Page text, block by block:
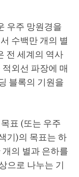
우주 망원경을
수백만 개의 별
전 세계의 역사
외선 파장에 매
블록의 기원을
표 (또는 우주
기)의 목표는 하
의 별과 은하를
으로 나누는 기